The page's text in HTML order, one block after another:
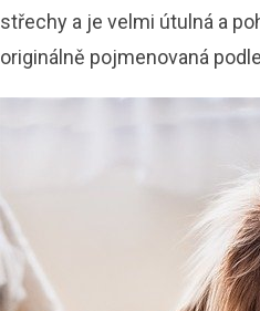
střechy a je velmi útulná a
originálně pojmenovaná